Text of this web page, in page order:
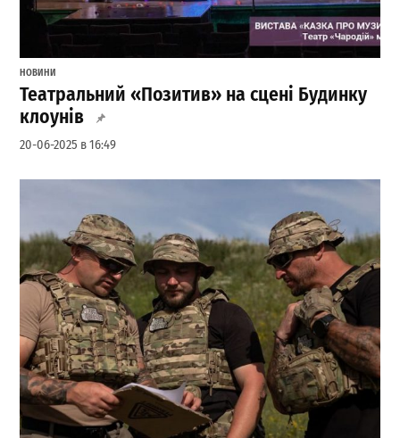
НОВИНИ
Театральний «Позитив» на сцені Будинку
клоунів
20-06-2025 в 16:49